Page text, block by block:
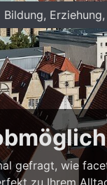
Bildung,
gefragt, wie